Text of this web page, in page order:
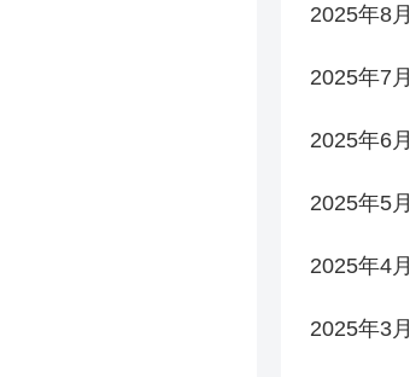
2025年8月
2025年7月
2025年6月
2025年5月
2025年4月
2025年3月